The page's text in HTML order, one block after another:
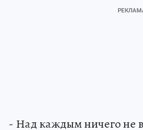
- Над каждым ничего не